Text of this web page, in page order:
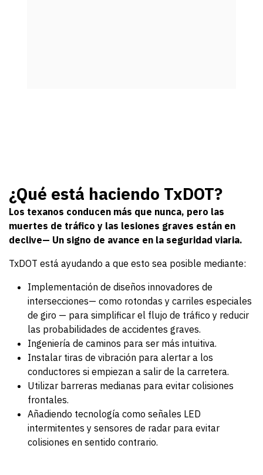
¿Qué está haciendo TxDOT?
Los texanos conducen más que nunca, pero las
muertes de tráfico y las lesiones graves están en
declive— Un signo de avance en la seguridad viaria.
TxDOT está ayudando a que esto sea posible mediante:
Implementación de diseños innovadores de
intersecciones— como rotondas y carriles especiales
de giro — para simplificar el flujo de tráfico y reducir
las probabilidades de accidentes graves.
Ingeniería de caminos para ser más intuitiva.
Instalar tiras de vibración para alertar a los
conductores si empiezan a salir de la carretera.
Utilizar barreras medianas para evitar colisiones
frontales.
Añadiendo tecnología como señales LED
intermitentes y sensores de radar para evitar
colisiones en sentido contrario.